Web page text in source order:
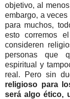
objetivo, al
embargo, a
para muchos,
esto corremos
consideren
personas que
espiritual y
real. Pero sin
religioso para
será algo ético,